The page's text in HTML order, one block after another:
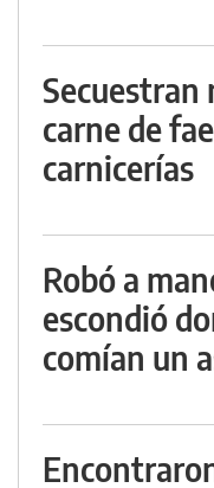
Secuestran
carne de
carnicerías
Robó a
escondió
comían un